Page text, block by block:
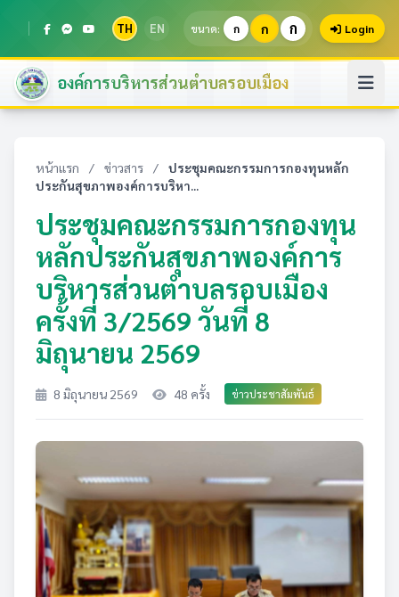
TH EN ขนาด: ก ก ก Login
องค์การบริหารส่วนตำบลรอบเมือง
หน้าแรก / ข่าวสาร /
ประชุมคณะกรรมการกองทุนหลัก
ประกันสุขภาพองค์การบริหา...
ประชุมคณะกรรมการกองทุน
หลักประกันสุขภาพองค์การ
บริหารส่วนตำบลรอบเมือง
ครั้งที่ 3/2569 วันที่ 8
มิถุนายน 2569
8 มิถุนายน 2569 48 ครั้ง ข่าวประชาสัมพันธ์